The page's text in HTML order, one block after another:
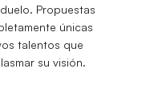
Propuestas
únicas
talentos que
su visión.